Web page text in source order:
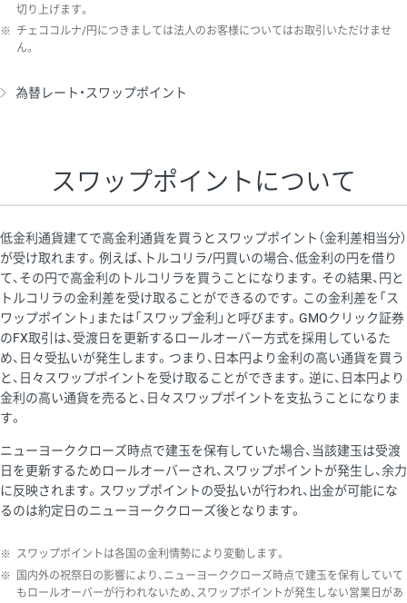
切り上げます。
※ チェココルナ/円につきましては法人のお客様についてはお取引いただけませ
ん。
為替レート・スワップポイント
スワップポイントについて
低金利通貨建てで高金利通貨を買うとスワップポイント（金利差相当分）
が受け取れます。例えば、トルコリラ/円買いの場合、低金利の円を借り
て、その円で高金利のトルコリラを買うことになります。その結果、円と
トルコリラの金利差を受け取ることができるのです。この金利差を「ス
ワップポイント」または「スワップ金利」と呼びます。GMOクリック証券
のFX取引は、受渡日を更新するロールオーバー方式を採用しているた
め、日々受払いが発生します。つまり、日本円より金利の高い通貨を買う
と、日々スワップポイントを受け取ることができます。逆に、日本円より
金利の高い通貨を売ると、日々スワップポイントを支払うことになりま
す。
ニューヨーククローズ時点で建玉を保有していた場合、当該建玉は受渡
日を更新するためロールオーバーされ、スワップポイントが発生し、余力
に反映されます。スワップポイントの受払いが行われ、出金が可能にな
るのは約定日のニューヨーククローズ後となります。
※ スワップポイントは各国の金利情勢により変動します。
※
国内外の祝祭日の影響により、ニューヨーククローズ時点で建玉を保有していて
もロールオーバーが行われないため、スワップポイントが発生しない営業日があ